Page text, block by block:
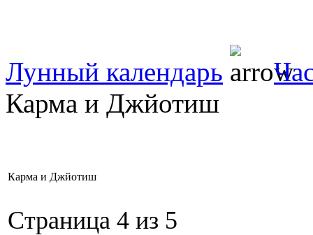
Лунный календарь
Карма и Джйотиш
Карма и Джйотиш
Страница 4 из 5